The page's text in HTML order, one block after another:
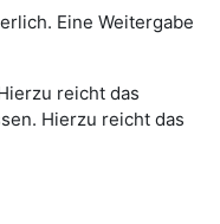
Eine Weitergabe
reicht das
Hierzu reicht das